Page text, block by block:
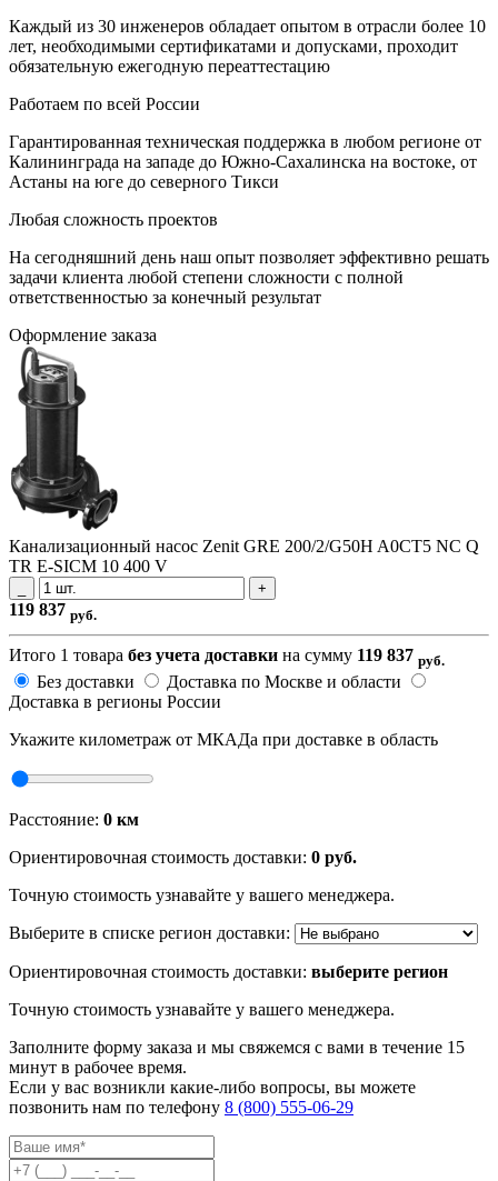
Каждый из 30 инженеров обладает опытом в отрасли более 10
лет, необходимыми сертификатами и допусками, проходит
обязательную ежегодную переаттестацию
Работаем по всей России
Гарантированная техническая поддержка в любом регионе от
Калининграда на западе до Южно-Сахалинска на востоке, от
Астаны на юге до северного Тикси
Любая сложность проектов
На сегодняшний день наш опыт позволяет эффективно решать
задачи клиента любой степени сложности с полной
ответственностью за конечный результат
Оформление заказа
Канализационный насос Zenit GRE 200/2/G50H A0CT5 NC Q
TR E-SICM 10 400 V
+
119​ 837 руб.
Итого 1 товара без учета доставки на сумму 119​ 837 руб.
Без доставки
Доставка по Москве и области
Доставка в регионы России
Укажите километраж от МКАДа при доставке в область
Расстояние: 0 км
Ориентировочная стоимость доставки: 0 руб.
Точную стоимость узнавайте у вашего менеджера.
Выберите в списке регион доставки:
Ориентировочная стоимость доставки: выберите регион
Точную стоимость узнавайте у вашего менеджера.
Заполните форму заказа и мы свяжемся с вами в течение 15
минут в рабочее время.
Если у вас возникли какие-либо вопросы, вы можете
позвонить нам по телефону 8 (800) 555-06-29